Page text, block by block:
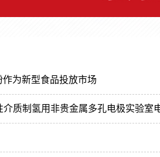
为新型食品投放市场
介质制氢用非贵金属多孔电极实验室